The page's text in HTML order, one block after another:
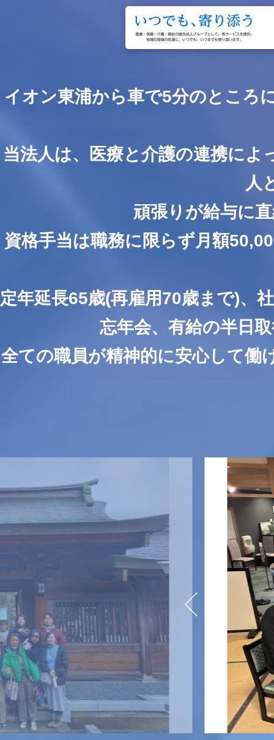
イオン東浦から車で5分のところ
当法人は、医療と介護の連携によ
人
頑張りが給与に
資格手当は職務に限らず月額
定年延長65歳(再雇用70歳まで)、
忘年会、有給の半日
全ての職員が精神的に安心して働